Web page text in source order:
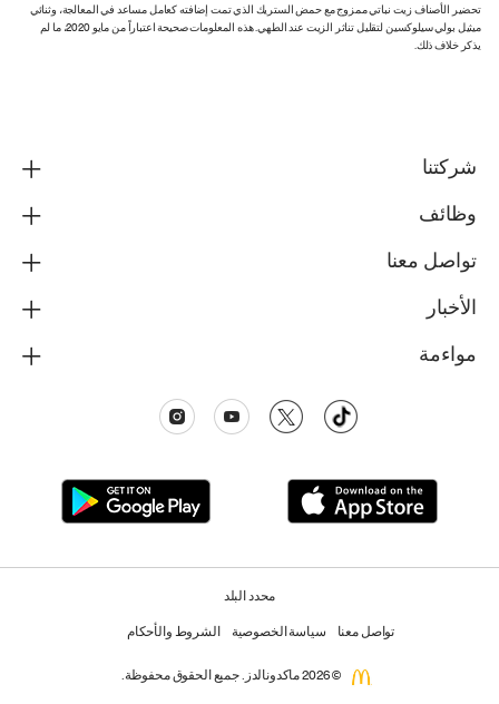
تحضير الأصناف زيت نباتي ممزوج مع حمض الستريك الذي تمت إضافته كعامل مساعد في المعالجة، وثنائي
ميثيل بولي سيلوكسين لتقليل تناثر الزيت عند الطهي. هذه المعلومات صحيحة اعتباراً من مايو 2020، ما لم
يذكر خلاف ذلك.
شركتنا
وظائف
تواصل معنا
الأخبار
مواءمة
محدد البلد
تواصل معنا سياسة الخصوصية الشروط والأحكام
© 2026 ماكدونالدز. جميع الحقوق محفوظة.